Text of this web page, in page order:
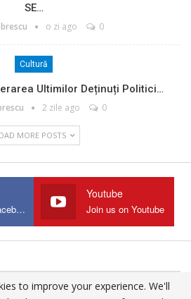
SE…
o zi ago 0
Cultură
Ultimilor Deținuți Politici…
2 zile ago 0
MORE POSTS
Join us on Facebook
Youtube
Join us on Youtube
- All Rights Reserved.
to improve your experience. We'll